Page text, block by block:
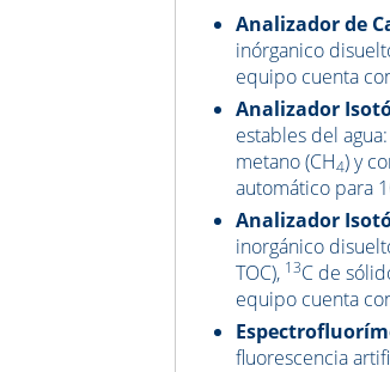
Analizador de
inórganico
equipo cuenta
Analizador
estables del
metano (CH4) y
automático para
Analizador
inorgánico
TOC), 13C de
equipo cuenta
fluorescencia